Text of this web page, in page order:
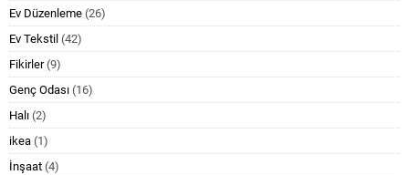
Ev Düzenleme (26)
Ev Tekstil (42)
Fikirler(9)
Genç Odası (16)
Halı (2)
ikea (1)
İnşaat (4)